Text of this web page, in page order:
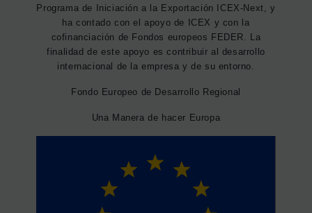
Programa de Iniciación a la Exportación ICEX-Next, y
ha contado con el apoyo de ICEX y con la
cofinanciación de Fondos europeos FEDER. La
finalidad de este apoyo es contribuir al desarrollo
internacional de la empresa y de su entorno.
Fondo Europeo de Desarrollo Regional
Una Manera de hacer Europa